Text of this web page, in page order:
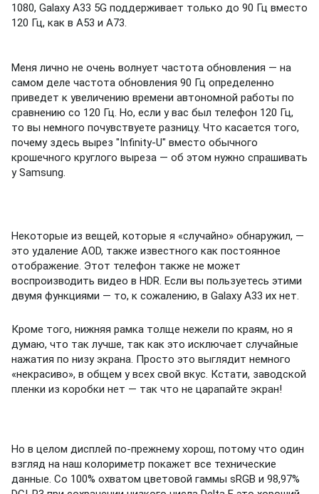
1080, Galaxy A33 5G поддерживает только до 90 Гц вместо
120 Гц, как в A53 и A73.
Меня лично не очень волнует частота обновления — на
самом деле частота обновления 90 Гц определенно
приведет к увеличению времени автономной работы по
сравнению со 120 Гц. Но, если у вас был телефон 120 Гц,
то вы немного почувствуете разницу. Что касается того,
почему здесь вырез "Infinity-U" вместо обычного
крошечного круглого выреза — об этом нужно спрашивать
у Samsung.
Некоторые из вещей, которые я «случайно» обнаружил, —
это удаление AOD, также известного как постоянное
отображение. Этот телефон также не может
воспроизводить видео в HDR. Если вы пользуетесь этими
двумя функциями — то, к сожалению, в Galaxy A33 их нет.
Кроме того, нижняя рамка толще нежели по краям, но я
думаю, что так лучше, так как это исключает случайные
нажатия по низу экрана. Просто это выглядит немного
«некрасиво», в общем у всех свой вкус. Кстати, заводской
пленки из коробки нет — так что не царапайте экран!
Но в целом дисплей по-прежнему хорош, потому что один
взгляд на наш колориметр покажет все технические
данные. Со 100% охватом цветовой гаммы sRGB и 98,97%